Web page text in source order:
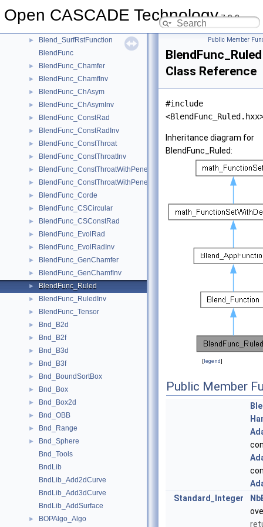
Open CASCADE Technology7.9.0
► Blend_SurfCurvFuncInv
►
Blend_SurfRstFunction
BlendFunc
► BlendFunc_Chamfer
► BlendFunc_ChamfInv
► BlendFunc_ChAsym
► BlendFunc_ChAsymInv
► BlendFunc_ConstRad
► BlendFunc_ConstRadInv
► BlendFunc_ConstThroat
► BlendFunc_ConstThroatInv
► BlendFunc_ConstThroatWithPenetration
► BlendFunc_ConstThroatWithPenetrationInv
► BlendFunc_Corde
► BlendFunc_CSCircular
► BlendFunc_CSConstRad
► BlendFunc_EvolRad
► BlendFunc_EvolRadInv
► BlendFunc_GenChamfer
► BlendFunc_GenChamfInv
► BlendFunc_Ruled
► BlendFunc_RuledInv
► BlendFunc_Tensor
► Bnd_B2d
► Bnd_B2f
► Bnd_B3d
► Bnd_B3f
► Bnd_BoundSortBox
► Bnd_Box
► Bnd_Box2d
► Bnd_OBB
► Bnd_Range
►
Bnd_Sphere
Bnd_Tools
BndLib
BndLib_Add2dCurve
BndLib_Add3dCurve
BndLib_AddSurface
► BOPAlgo_Algo
Public Member
BlendFunc_Ruled
Class Reference
#include
Inheritance diagram for
BlendFunc_Ruled:
[legend]
Public Member
Standard_Integer